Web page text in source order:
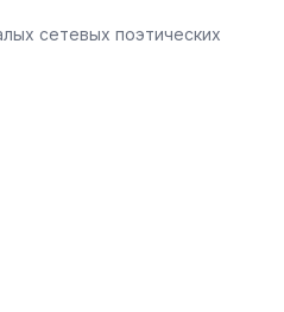
сетевых поэтических